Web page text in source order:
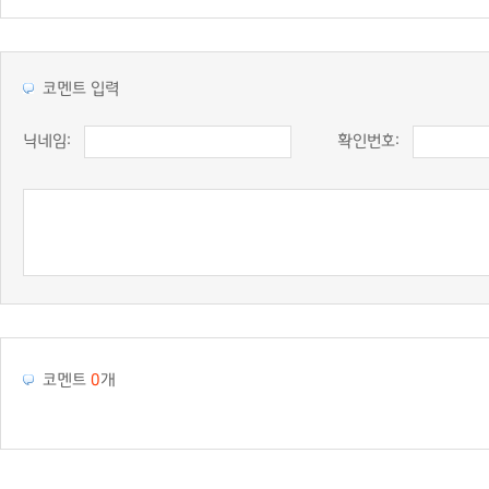
코멘트 입력
닉네임: 확인번호:
코멘트 0개